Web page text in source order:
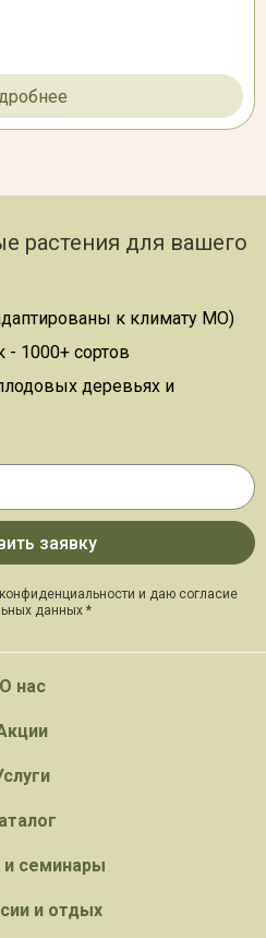
растения для вашего
к климату МО)
1000+ сортов
деревьях и
и даю согласие
данных *
О нас
и семинары
и отдых